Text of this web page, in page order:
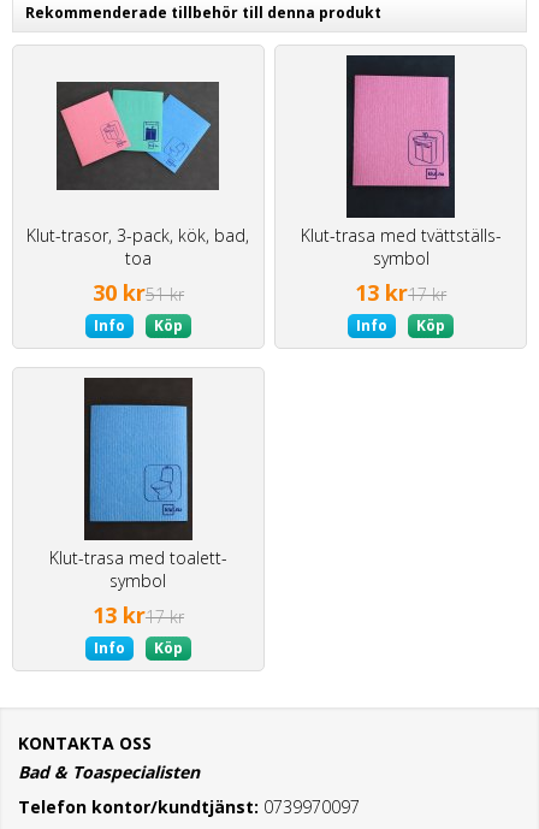
Rekommenderade tillbehör till denna produkt
Klut-trasor, 3-pack, kök, bad,
toa
30 kr51 kr
Info Köp
Klut-trasa med tvättställs-
symbol
13 kr17 kr
Info Köp
Klut-trasa med toalett-
symbol
13 kr17 kr
Info Köp
KONTAKTA OSS
Bad & Toaspecialisten
Telefon kontor/kundtjänst: 0739970097